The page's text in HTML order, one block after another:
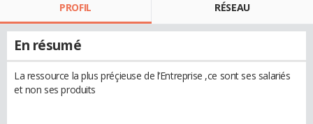
PROFIL RÉSEAU
En résumé
La ressource la plus préçieuse de l’Entreprise ,ce sont ses salariés
et non ses produits